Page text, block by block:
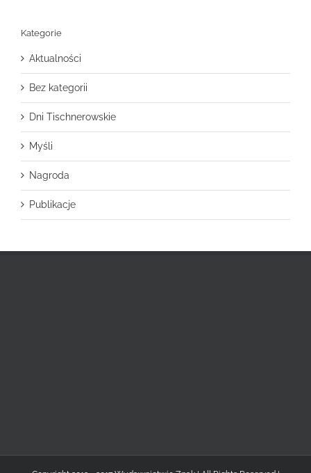
Kategorie
Aktualności
Bez kategorii
Dni Tischnerowskie
Myśli
Nagroda
Publikacje